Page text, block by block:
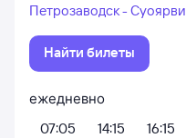
Петрозаводск - Суоярви
Найти билеты
ежедневно
07:05
14:15 16:15